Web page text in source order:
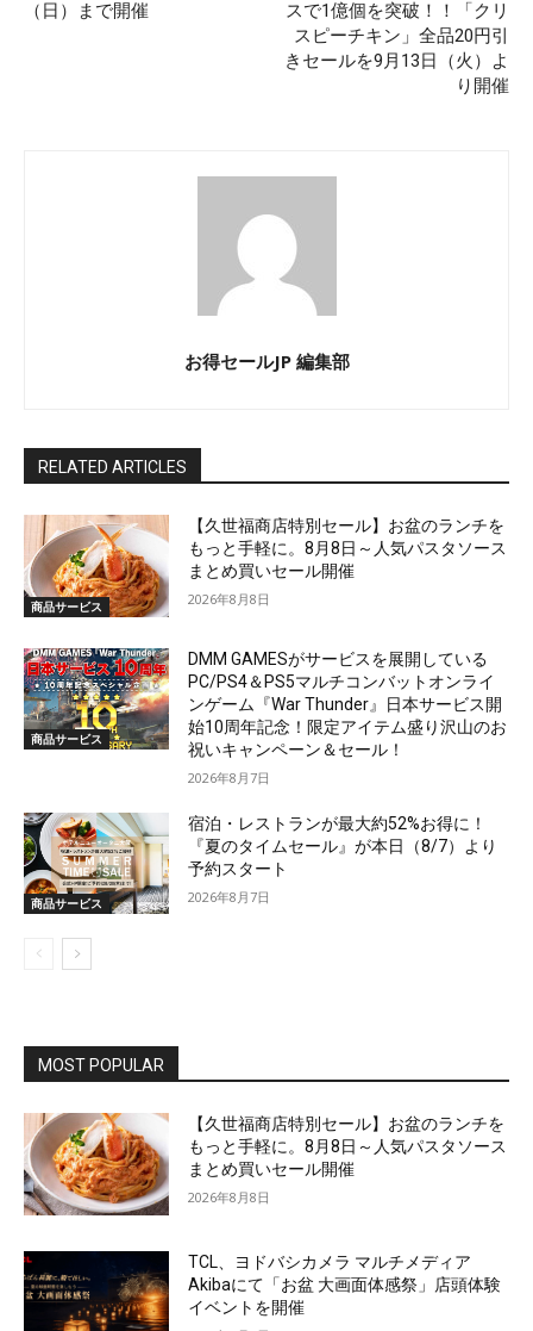
（日）まで開催
スで1億個を突破！！「クリ
スピーチキン」全品20円引
きセールを9月13日（火）よ
り開催
お得セールJP 編集部
RELATED ARTICLES
商品サービス
【久世福商店特別セール】お盆のランチを
もっと手軽に。8月8日～人気パスタソース
まとめ買いセール開催
2026年8月8日
商品サービス
DMM GAMESがサービスを展開している
PC/PS4＆PS5マルチコンバットオンライ
ンゲーム『War Thunder』日本サービス開
始10周年記念！限定アイテム盛り沢山のお
祝いキャンペーン＆セール！
2026年8月7日
商品サービス
宿泊・レストランが最大約52%お得に！
『夏のタイムセール』が本日（8/7）より
予約スタート
2026年8月7日
MOST POPULAR
【久世福商店特別セール】お盆のランチを
もっと手軽に。8月8日～人気パスタソース
まとめ買いセール開催
2026年8月8日
TCL、ヨドバシカメラ マルチメディア
Akibaにて「お盆 大画面体感祭」店頭体験
イベントを開催